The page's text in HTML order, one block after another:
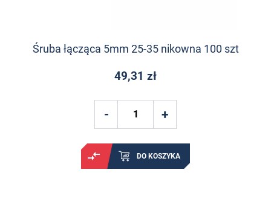
Śruba łącząca 5mm 25-35 nikowna 100 szt
49,31 zł
DO KOSZYKA